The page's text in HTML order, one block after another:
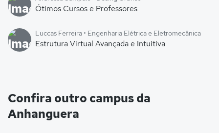
Ótimos Cursos e Professores
Luccas Ferreira • Engenharia Elétrica e Eletromecânica
Estrutura Virtual Avançada e Intuitiva
Confira outro campus da
Anhanguera